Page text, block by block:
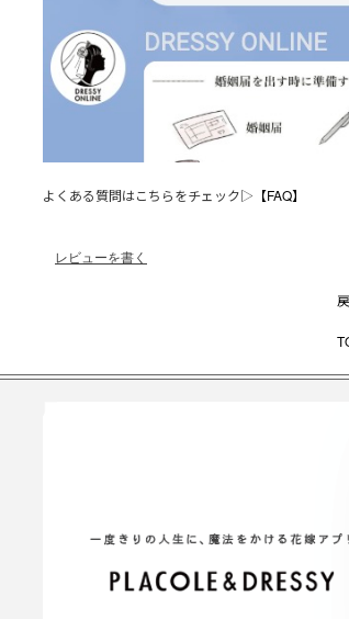
よくある質問はこちらをチェック▷ 【FAQ】
レビューを書く